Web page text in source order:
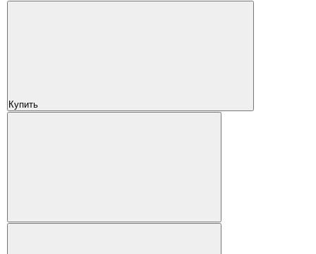
Купить